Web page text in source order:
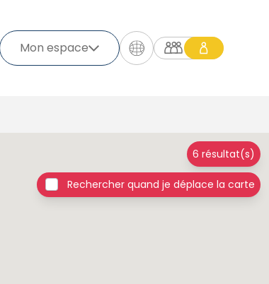
Mon espace
6 résultat(s)
Rechercher quand je déplace la carte